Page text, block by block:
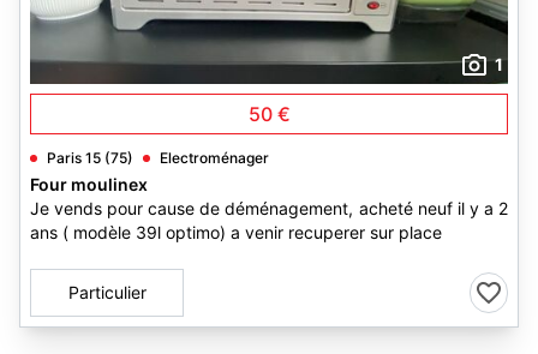
1
50 €
Paris 15 (75) Electroménager
Four moulinex
Je vends pour cause de déménagement, acheté neuf il y a 2
ans ( modèle 39l optimo) a venir recuperer sur place
Particulier